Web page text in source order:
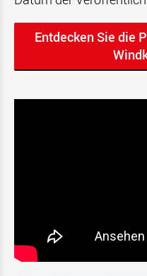
Entdecken Sie die